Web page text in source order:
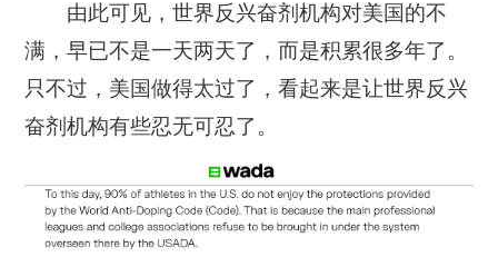
由此可见，世界反兴奋剂机构对美国的不
满，早已不是一天两天了，而是积累很多年了。
只不过，美国做得太过了，看起来是让世界反兴
奋剂机构有些忍无可忍了。